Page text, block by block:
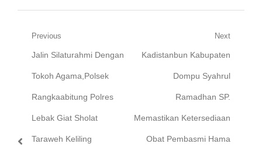
Navigasi
pos
Previous
Previous
post:
Jalin Silaturahmi Dengan
Tokoh Agama,Polsek
Rangkaabitung Polres
Lebak Giat Sholat
Taraweh Keliling
Next
Next
Kadistanbun Kabupaten
Dompu Syahrul
Ramadhan SP.
Memastikan Ketersediaan
Obat Pembasmi Hama